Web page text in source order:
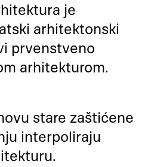
je
arhitektonski
prvenstveno
arhitekturom.
stare zaštićene
interpoliraju